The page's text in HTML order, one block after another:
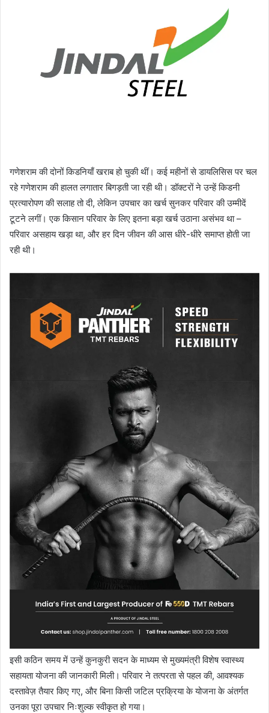
गणेशराम की दोनों किडनियाँ खराब हो चुकी थीं। कई महीनों से डायलिसिस पर चल
रहे गणेशराम की हालत लगातार बिगड़ती जा रही थी। डॉक्टरों ने उन्हें किडनी
प्रत्यारोपण की सलाह तो दी, लेकिन उपचार का खर्च सुनकर परिवार की उम्मीदें
टूटने लगीं। एक किसान परिवार के लिए इतना बड़ा खर्च उठाना असंभव था –
परिवार असहाय खड़ा था, और हर दिन जीवन की आस धीरे-धीरे समाप्त होती जा
रही थी।
इसी कठिन समय में उन्हें कुनकुरी सदन के माध्यम से मुख्यमंत्री विशेष स्वास्थ्य
सहायता योजना की जानकारी मिली। परिवार ने तत्परता से पहल की, आवश्यक
दस्तावेज़ तैयार किए गए, और बिना किसी जटिल प्रक्रिया के योजना के अंतर्गत
उनका पूरा उपचार निःशुल्क स्वीकृत हो गया।